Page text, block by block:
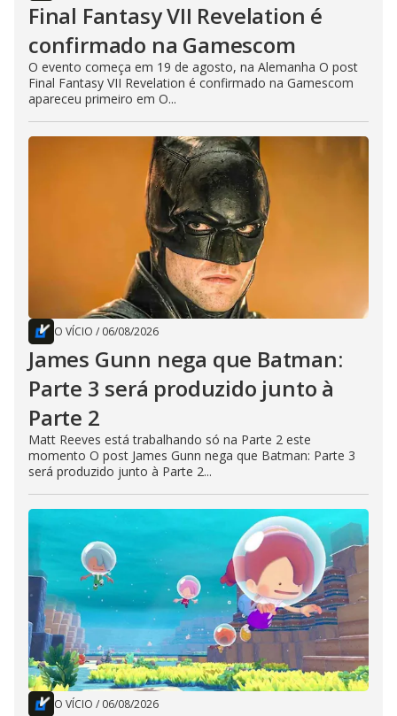
Final Fantasy VII Revelation é
confirmado na Gamescom
O evento começa em 19 de agosto, na Alemanha O post
Final Fantasy VII Revelation é confirmado na Gamescom
apareceu primeiro em O...
O VÍCIO / 06/08/2026
James Gunn nega que Batman:
Parte 3 será produzido junto à
Parte 2
Matt Reeves está trabalhando só na Parte 2 este
momento O post James Gunn nega que Batman: Parte 3
será produzido junto à Parte 2...
O VÍCIO / 06/08/2026